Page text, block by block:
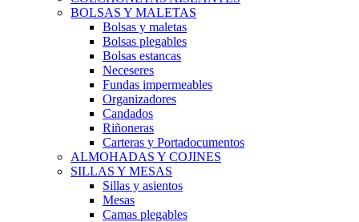
BOLSAS Y MALETAS
Bolsas y maletas
Bolsas plegables
Bolsas estancas
Neceseres
Fundas impermeables
Organizadores
Candados
Riñoneras
Carteras y Portadocumentos
ALMOHADAS Y COJINES
SILLAS Y MESAS
Sillas y asientos
Mesas
Camas plegables